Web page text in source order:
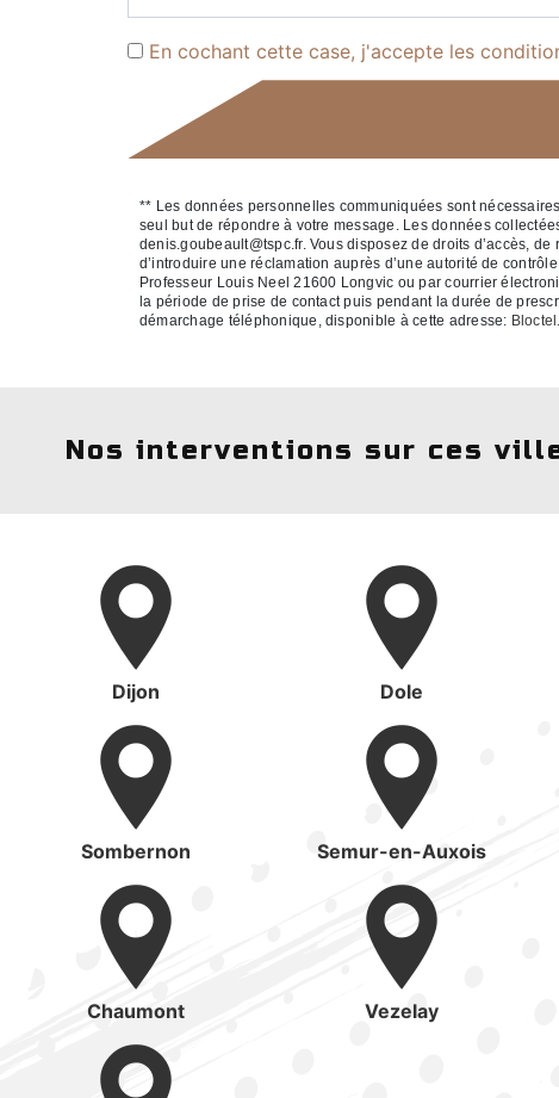
En cochant cette case, j'accepte les
** Les données personnelles communiquées sont
seul but de répondre à votre message. Les données
denis.goubeault@tspc.fr. Vous disposez de droits d’accès,
d’introduire une réclamation auprès d’une autorité de
Professeur Louis Neel 21600 Longvic ou par courrier
la période de prise de contact puis pendant la durée de
démarchage téléphonique, disponible à cette adresse:
Nos interventions sur ces
Dijon Dole
Sombernon Semur-en-Auxois
Chaumont Vezelay